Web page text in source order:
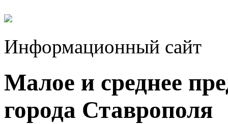
Информационный сайт
Малое и среднее
города Ставрополя